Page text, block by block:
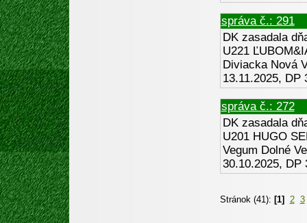
správa č.: 291
DK zasadala
U221
Diviacka Nová
13.11.2025, DP
správa č.: 272
DK zasadala
U201 HUGO
Vegum Dolné
30.10.2025, DP
Stránok (41): [1] 2 3